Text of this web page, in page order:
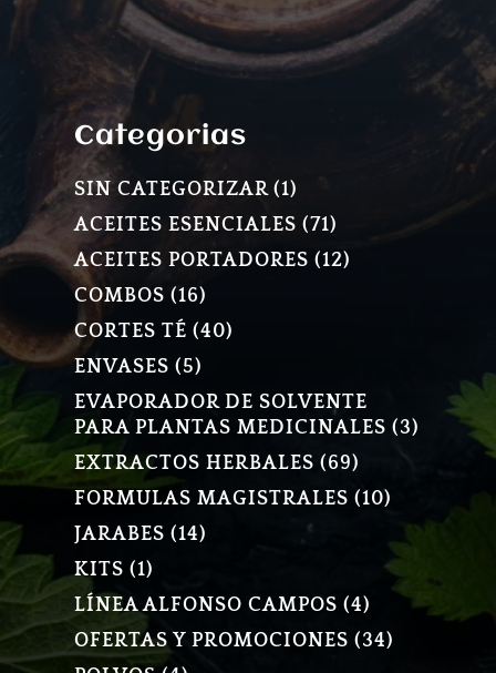
Categorias
SIN CATEGORIZAR 11
PRODUCTO
ACEITES ESENCIALES 7171
PRODUCTOS
ACEITES PORTADORES 1212
COMBOS 1616
PRODUCTOS
CORTES TÉ 4040
ENVASES 55
PRODUCTOS
EVAPORADOR DE SOLVENTE
PARA PLANTAS MEDICINALES
33
EXTRACTOS HERBALES 6969
PRODUCTOS
FORMULAS MAGISTRALES 1010
JARABES 1414
KITS 11
PRODUCTO
LÍNEA ALFONSO CAMPOS 44
PRODUCTOS
OFERTAS Y PROMOCIONES 3434